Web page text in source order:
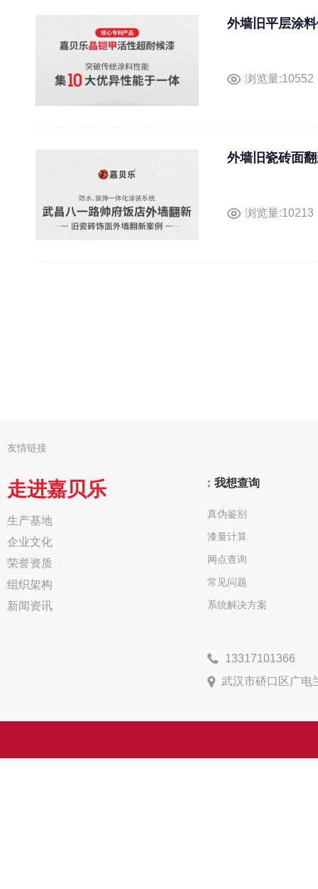
外墙旧平层涂
浏览量:10552
外墙旧瓷砖面
浏览量:10213
友情链接
走进嘉贝乐
生产基地
企业文化
荣誉资质
组织架构
新闻资讯
： 我想查询
真伪鉴别
漆量计算
网点查询
常见问题
系统解决方案
13317101366
武汉市硚口区广电